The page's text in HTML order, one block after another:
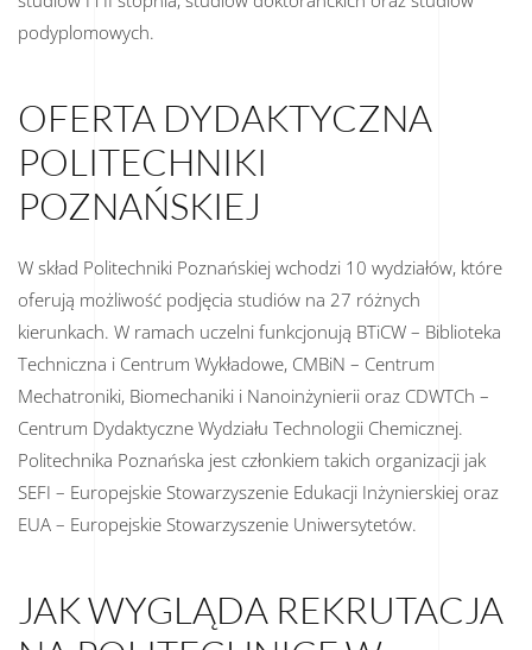
podyplomowych.
OFERTA DYDAKTYCZNA
POLITECHNIKI
POZNAŃSKIEJ
W skład Politechniki Poznańskiej wchodzi 10 wydziałów, które
oferują możliwość podjęcia studiów na 27 różnych
kierunkach. W ramach uczelni funkcjonują BTiCW – Biblioteka
Techniczna i Centrum Wykładowe, CMBiN – Centrum
Mechatroniki, Biomechaniki i Nanoinżynierii oraz CDWTCh –
Centrum Dydaktyczne Wydziału Technologii Chemicznej.
Politechnika Poznańska jest członkiem takich organizacji jak
SEFI – Europejskie Stowarzyszenie Edukacji Inżynierskiej oraz
EUA – Europejskie Stowarzyszenie Uniwersytetów.
JAK WYGLĄDA REKRUTACJA